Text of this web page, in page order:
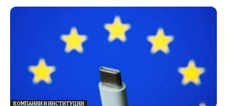
КОМПАНИИ И ИНСТИТУЦИИ